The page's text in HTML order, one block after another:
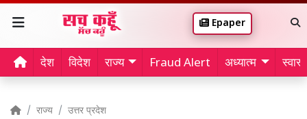
Epaper
देश विदेश राज्य Fraud Alert अध्यात्म
राज्य उत्तर प्रदेश